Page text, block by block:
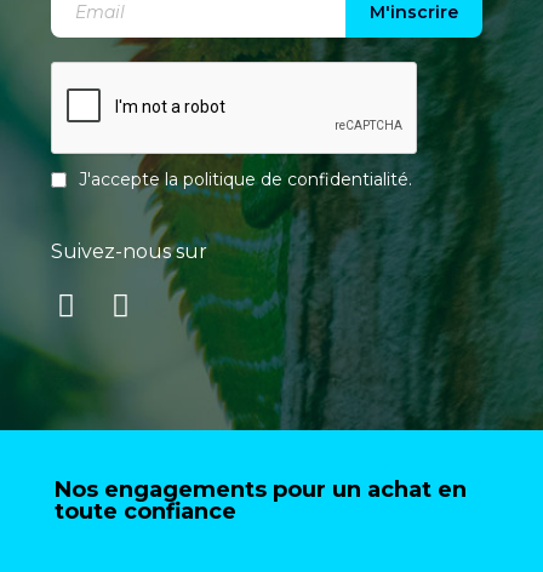
M'inscrire
J'accepte lapolitique de confidentialité.
Suivez-nous sur
Nos engagements pour un achat en
toute confiance